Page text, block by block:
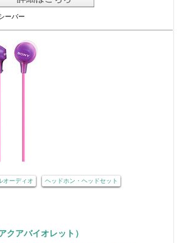
ーバー
オーディオ ヘッドホン・ヘッドセット
クアバイオレット）